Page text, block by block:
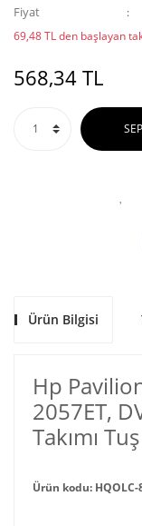
Fiyat
69,48 TL den başlayan
568,34 TL
Ürün Bilgisi
Hp
2057ET,
Takımı
Ürün kodu: HQOLC-